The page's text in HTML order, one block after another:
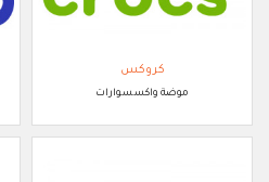
كروكس
موضة واكسسوارات